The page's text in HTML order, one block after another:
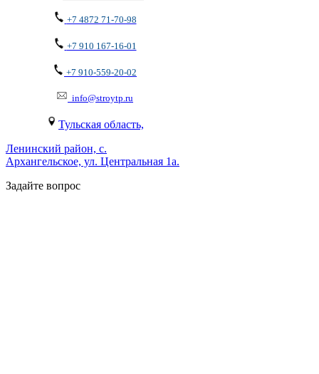
+7 4872 71-70-98
+7 910 167-16-01
+7 910-559-20-02
info@stroytp.ru
Тульская область,
Ленинский район, с.
Архангельское, ул. Центральная 1а.
Задайте вопрос